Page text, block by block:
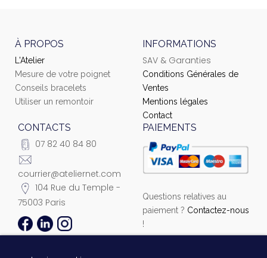
À PROPOS
L'Atelier
Mesure de votre poignet
Conseils bracelets
Utiliser un remontoir
INFORMATIONS
SAV & Garanties
Conditions Générales de
Ventes
Mentions légales
Contact
CONTACTS
07 82 40 84 80
courrier@ateliernet.com
104 Rue du Temple -
75003 Paris
PAIEMENTS
Questions relatives au
paiement ? Contactez-nous
!